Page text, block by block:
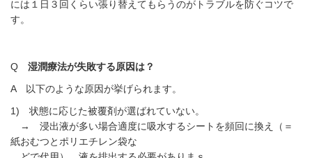
には１日３回くらい張り替えてもらうのがトラブルを防ぐコツで
す。
Q 湿潤療法が失敗する原因は？
A 以下のような原因が挙げられます。
1) 状態に応じた被覆剤が選ばれていない。
→ 浸出液が多い場合適度に吸水するシートを頻回に換え（＝
紙おむつとポリエチレン袋な